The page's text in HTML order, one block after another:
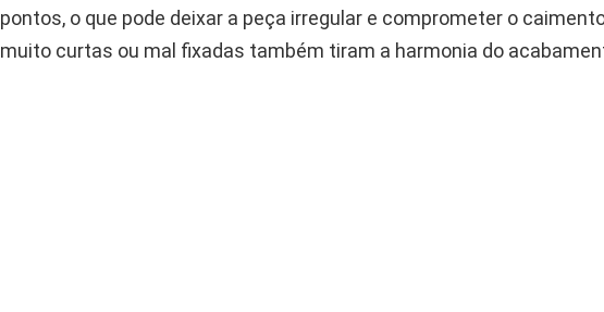
pontos, o que pode deixar a peça irregular e comprometer o
muito curtas ou mal fixadas também tiram a harmonia do